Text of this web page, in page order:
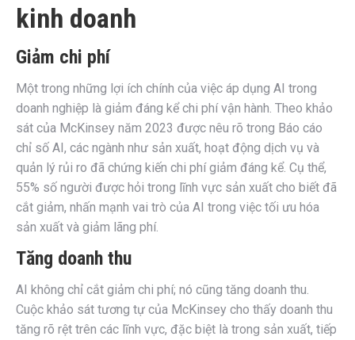
kinh doanh
Giảm chi phí
Một trong những lợi ích chính của việc áp dụng AI trong
doanh nghiệp là giảm đáng kể chi phí vận hành. Theo khảo
sát của McKinsey năm 2023 được nêu rõ trong Báo cáo
chỉ số AI, các ngành như sản xuất, hoạt động dịch vụ và
quản lý rủi ro đã chứng kiến chi phí giảm đáng kể. Cụ thể,
55% số người được hỏi trong lĩnh vực sản xuất cho biết đã
cắt giảm, nhấn mạnh vai trò của AI trong việc tối ưu hóa
sản xuất và giảm lãng phí.
Tăng doanh thu
AI không chỉ cắt giảm chi phí; nó cũng tăng doanh thu.
Cuộc khảo sát tương tự của McKinsey cho thấy doanh thu
tăng rõ rệt trên các lĩnh vực, đặc biệt là trong sản xuất, tiếp